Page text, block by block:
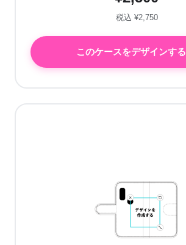
税込 ¥2,750
このケースをデザインする